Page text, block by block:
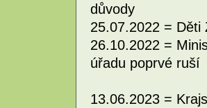
důvody
25.07.2022 = Děti
26.10.2022 =
úřadu poprvé ruší
13.06.2023 =